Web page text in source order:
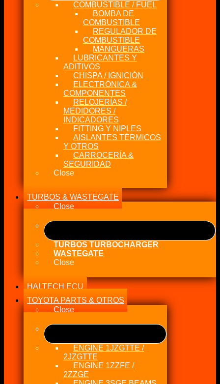
COMBUSTIBLE / FUEL
BOMBA DE
COMBUSTIBLE
REGULADOR DE
COMBUSTIBLE
MANGUERAS
LUBRICANTES Y
ADITIVOS
CHISPA / IGNICIÓN
ELECTRÓNICA &
COMPONENTES
RELOJERÍAS /
MEDIDORES /
INDICADORES
FITTING Y NIPLES
AISLANTES TÉRMICOS
Y OTROS
CARROCERÍA &
SEGURIDAD
Close
TURBOS & WASTEGATE
Close
TURBOS TURBOCHARGER
WASTEGATE
Close
HALTECH ECU
TOYOTA PARTS & OTROS
Close
ENGINE 1JZGTTE /
2JZGTTE
ENGINE 1ZZFE /
2ZZGE